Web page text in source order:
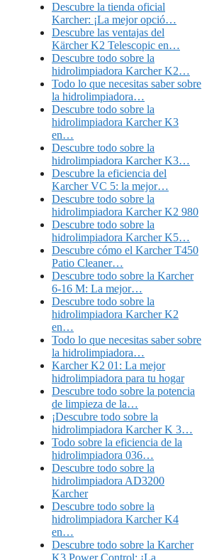
Descubre la tienda oficial
Karcher: ¡La mejor opció…
Descubre las ventajas del
Kärcher K2 Telescopic en…
Descubre todo sobre la
hidrolimpiadora Karcher K2…
Todo lo que necesitas saber sobre
la hidrolimpiadora…
Descubre todo sobre la
hidrolimpiadora Karcher K3
en…
Descubre todo sobre la
hidrolimpiadora Karcher K3…
Descubre la eficiencia del
Karcher VC 5: la mejor…
Descubre todo sobre la
hidrolimpiadora Karcher K2 980
Descubre todo sobre la
hidrolimpiadora Karcher K5…
Descubre cómo el Karcher T450
Patio Cleaner…
Descubre todo sobre la Karcher
6-16 M: La mejor…
Descubre todo sobre la
hidrolimpiadora Karcher K2
en…
Todo lo que necesitas saber sobre
la hidrolimpiadora…
Karcher K2 01: La mejor
hidrolimpiadora para tu hogar
Descubre todo sobre la potencia
de limpieza de la…
¡Descubre todo sobre la
hidrolimpiadora Karcher K 3…
Todo sobre la eficiencia de la
hidrolimpiadora 036…
Descubre todo sobre la
hidrolimpiadora AD3200
Karcher
Descubre todo sobre la
hidrolimpiadora Karcher K4
en…
Descubre todo sobre la Karcher